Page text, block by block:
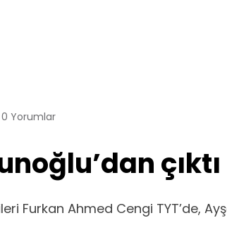
0 Yorumlar
çıktı
Furkan Ahmed Cengi TYT’de,